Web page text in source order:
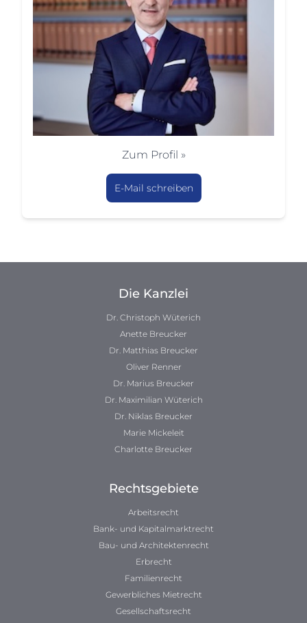
Zum Profil »
E-Mail schreiben
Die Kanzlei
Dr. Christoph Wüterich
Anette Breucker
Dr. Matthias Breucker
Oliver Renner
Dr. Marius Breucker
Dr. Maximilian Wüterich
Dr. Niklas Breucker
Marie Mickeleit
Charlotte Breucker
Rechtsgebiete
Arbeitsrecht
Bank- und Kapitalmarktrecht
Bau- und Architektenrecht
Erbrecht
Familienrecht
Gewerbliches Mietrecht
Gesellschaftsrecht